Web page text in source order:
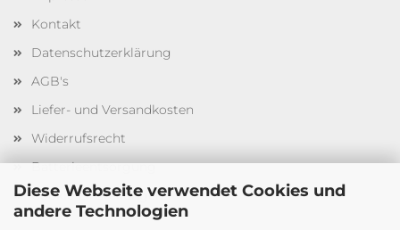
Diese Webseite verwendet Cookies und
andere Technologien
Kontakt
Datenschutzerklärung
AGB's
Liefer- und Versandkosten
Widerrufsrecht
Batterieentsorgung
Cookie Einstellungen